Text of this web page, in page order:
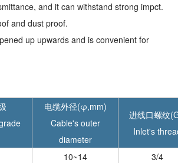
and it can withstand strong impct.
and dust proof.
up upwards and is convenient for
电缆外径(φ,mm)
Cable's outer
diameter
进线口螺纹
Inlet's
10~14 3/4